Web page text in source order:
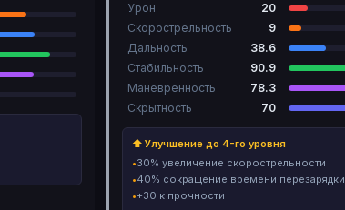
Урон
20
Скорострельность
9
Дальность
38.6
Стабильность
90.9
Маневренность
78.3
Скрытность
70
⬆ Улучшение до 4-го уровня
30% увеличение скорострельности
40% сокращение времени перезарядки
+30 к прочности